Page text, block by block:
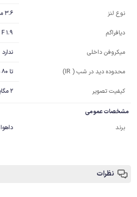
نوع لنز 3.6 میلی متر
دیافراگم F 1.9
میکروفن داخلی ندارد
محدوده دید در شب ( IR) تا 80 متر
کیفیت تصویر 2 مگاپیکسل
مشخصات عمومی
برند
داهوا
نظرات